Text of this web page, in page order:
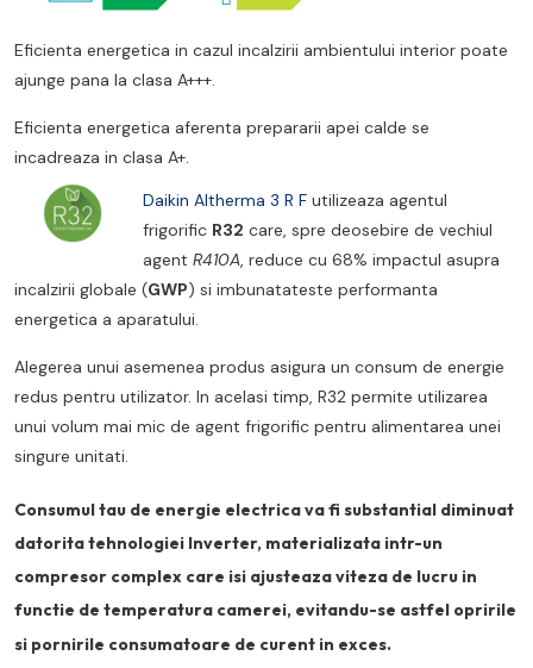
Eficienta energetica in cazul incalzirii ambientului interior poate
ajunge pana la clasa A+++.
Eficienta energetica aferenta prepararii apei calde se
incadreaza in clasa A+.
Daikin Altherma 3 R F utilizeaza agentul
frigorific R32 care, spre deosebire de vechiul
agent R410A, reduce cu 68% impactul asupra
incalzirii globale (GWP) si imbunatateste performanta
energetica a aparatului.
Alegerea unui asemenea produs asigura un consum de energie
redus pentru utilizator. In acelasi timp, R32 permite utilizarea
unui volum mai mic de agent frigorific pentru alimentarea unei
singure unitati.
Consumul tau de energie electrica va fi substantial diminuat
datorita tehnologiei Inverter, materializata intr-un
compresor complex care isi ajusteaza viteza de lucru in
functie de temperatura camerei, evitandu-se astfel opririle
si pornirile consumatoare de curent in exces.